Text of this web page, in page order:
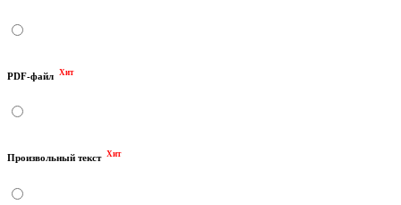
PDF-файл Хит
Произвольный текст Хит